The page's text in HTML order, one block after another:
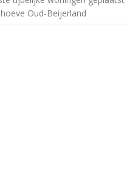
Oud-Beijerland